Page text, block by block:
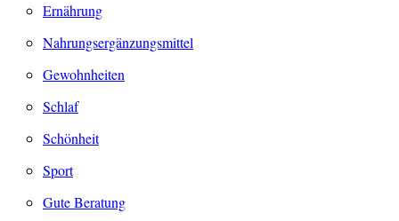
Ernährung
Nahrungsergänzungsmittel
Gewohnheiten
Schlaf
Schönheit
Sport
Gute Beratung